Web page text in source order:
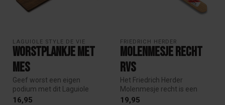
LAGUIOLE STYLE DE VIE
Worstplankje met
mes
Geef worst een eigen
podium met dit Laguiole
Style de Vie Premium Line
16,95
FRIEDRICH HERDER
Molenmesje recht
rvs
Het Friedrich Herder
Molenmesje recht is een
klassiek schilmesje van
19,95